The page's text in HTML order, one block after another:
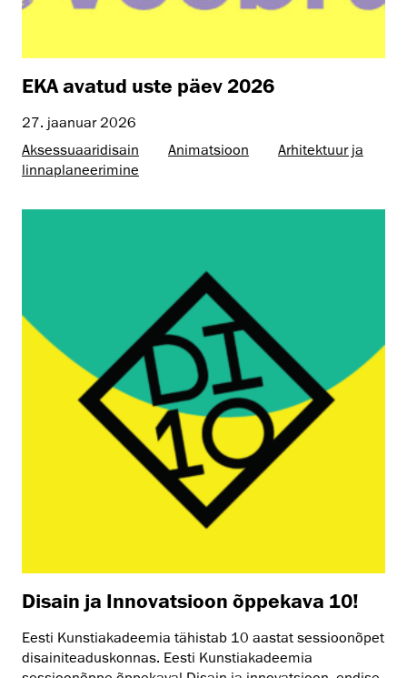
EKA avatud uste päev 2026
27. jaanuar 2026
Aksessuaaridisain
Animatsioon
Arhitektuur ja
linnaplaneerimine
Disain ja Innovatsioon õppekava 10!
Eesti Kunstiakadeemia tähistab 10 aastat sessioonõpet
disainiteaduskonnas. Eesti Kunstiakadeemia